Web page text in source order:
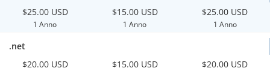
$25.00 USD
1 Anno
$15.00 USD
1 Anno
$25.00 USD
1 Anno
.net
$20.00 USD
$15.00 USD $20.00 USD